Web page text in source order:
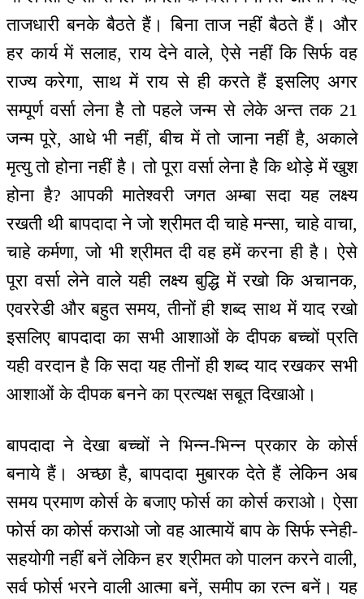
ताजधारी बनके बैठते हैं। बिना ताज नहीं बैठते हैं। और
हर कार्य में सलाह, राय देने वाले, ऐसे नहीं कि सिर्फ वह
राज्य करेगा, साथ में राय से ही करते हैं इसलिए अगर
सम्पूर्ण वर्सा लेना है तो पहले जन्म से लेके अन्त तक 21
जन्म पूरे, आधे भी नहीं, बीच में तो जाना नहीं है, अकाले
मृत्यु तो होना नहीं है। तो पूरा वर्सा लेना है कि थोड़े में खुश
होना है? आपकी मातेश्वरी जगत अम्बा सदा यह लक्ष्य
रखती थी बापदादा ने जो श्रीमत दी चाहे मन्सा, चाहे वाचा,
चाहे कर्मणा, जो भी श्रीमत दी वह हमें करना ही है। ऐसे
पूरा वर्सा लेने वाले यही लक्ष्य बुद्धि में रखो कि अचानक,
एवररेडी और बहुत समय, तीनों ही शब्द साथ में याद रखो
इसलिए बापदादा का सभी आशाओं के दीपक बच्चों प्रति
यही वरदान है कि सदा यह तीनों ही शब्द याद रखकर सभी
आशाओं के दीपक बनने का प्रत्यक्ष सबूत दिखाओ।
बापदादा ने देखा बच्चों ने भिन्न-भिन्न प्रकार के कोर्स
बनाये हैं। अच्छा है, बापदादा मुबारक देते हैं लेकिन अब
समय प्रमाण कोर्स के बजाए फोर्स का कोर्स कराओ। ऐसा
फोर्स का कोर्स कराओ जो वह आत्मायें बाप के सिर्फ स्नेही-
सहयोगी नहीं बनें लेकिन हर श्रीमत को पालन करने वाली,
सर्व फोर्स भरने वाली आत्मा बनें, समीप का रत्न बनें। यह